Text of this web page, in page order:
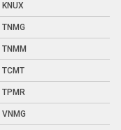
KNUX
TNMG
TNMM
TCMT
TPMR
VNMG